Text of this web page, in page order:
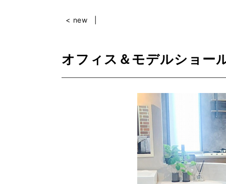
< new
オフィス＆モデルショー